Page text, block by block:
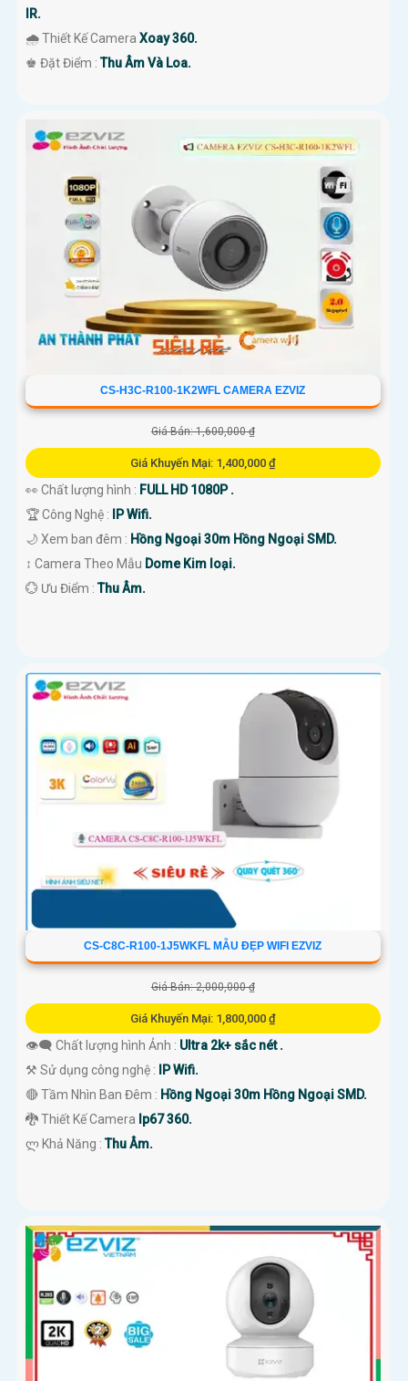
IR.
🌧️ Thiết Kế Camera Xoay 360.
️♚ Đặt Điểm :Thu Âm Và Loa.
CS-H3C-R100-1K2WFL CAMERA EZVIZ
Giá Bán: 1,600,000 ₫
Giá Khuyến Mại: 1,400,000 ₫
👀 Chất lượng hình : FULL HD 1080P .
🏆 Công Nghệ :
IP Wifi.
🌙 Xem ban đêm : Hồng Ngoại 30m Hồng Ngoại SMD.
↕️ Camera Theo Mẫu Dome Kim loại.
️💮 Ưu Điểm :Thu Âm.
CS-C8C-R100-1J5WKFL MẪU ĐẸP WIFI EZVIZ
Giá Bán: 2,000,000 ₫
Giá Khuyến Mại: 1,800,000 ₫
👁️‍🗨 Chất lượng hình Ảnh : Ultra 2k+ sắc nét .
⚒ Sử dụng công nghệ :
IP Wifi.
🔴 Tầm Nhìn Ban Đêm : Hồng Ngoại 30m Hồng Ngoại SMD.
🐉️ Thiết Kế Camera Ip67 360.
️ლ Khả Năng :Thu Âm.